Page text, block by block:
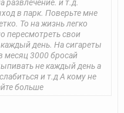
развлечение. и т.д.
в парк. Поверьте мне
То на жизнь легко
пересмотреть свои
день. На сигареты
месяц 3000 бросай
не каждый день а
и т.д А кому не
больше